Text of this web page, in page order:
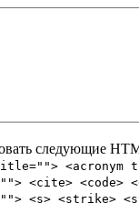
следующие
<acronym
<cite> <code>
<s> <strike>